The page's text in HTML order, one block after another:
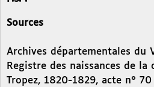
Sources
Archives départementales du
Registre des naissances de la
Tropez, 1820-1829, acte n°